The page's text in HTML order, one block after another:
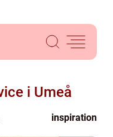
i Umeå
inspiration